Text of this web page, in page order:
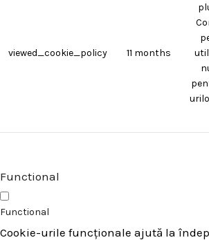
viewed_cookie_policy 11 months
Functional
Functional
Cookie-urile funcționale ajută la